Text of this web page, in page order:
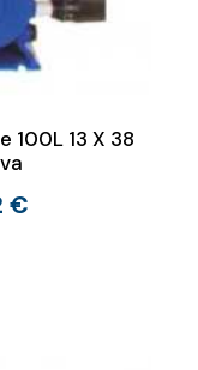
13 X 38
€